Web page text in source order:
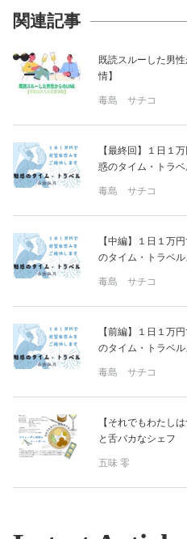
関連記事
既読スルーした男
情】
毒島 サチコ
【最終回】１日１
惑のタイム・トラベ
毒島 サチコ
【中編】１日１万
のタイム・トラベル
毒島 サチコ
【前編】１日１万
のタイム・トラベル
毒島 サチコ
【それでもわたし
と舌バカなシェフ
五味 零